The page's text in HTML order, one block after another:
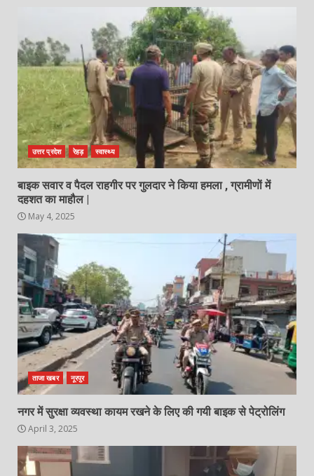
उत्तर प्रदेश रेहड़ स्वास्थ्य
बाइक सवार व पैदल राहगीर पर गुलदार ने किया हमला , ग्रामीणों में
दहशत का माहौल |
May 4, 2025
ताजा खबर नूरपुर
नगर में सुरक्षा व्यवस्था कायम रखने के लिए की गयी बाइक से पेट्रोलिंग
April 3, 2025